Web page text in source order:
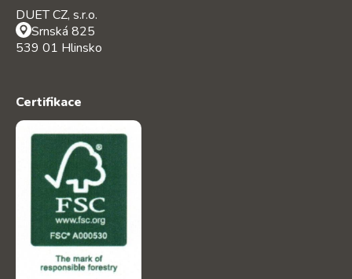
DUET CZ, s.r.o.
Srnská 825
539 01 Hlinsko
Certifikace